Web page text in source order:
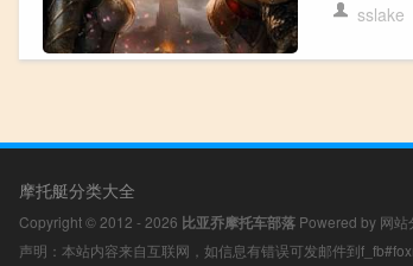
sslake
摩托艇分类大全
Copyright © 2012 - 2026 比亚乔摩托车部落 Powered by 网站
声明：本站内容来自互联网，如信息有错误可发邮件到